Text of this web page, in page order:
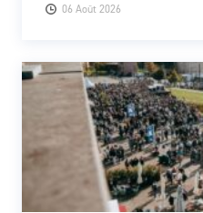
06 Août 2026